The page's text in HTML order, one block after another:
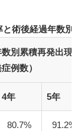
術後経過年数別
別累積再発出現率
例数）
4年 5年
80.7%
91.2%